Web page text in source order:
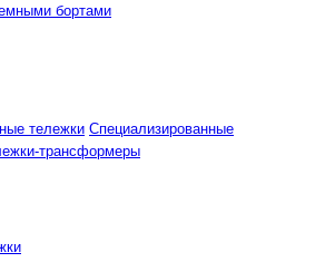
бортами
тележки Специализированные
трансформеры